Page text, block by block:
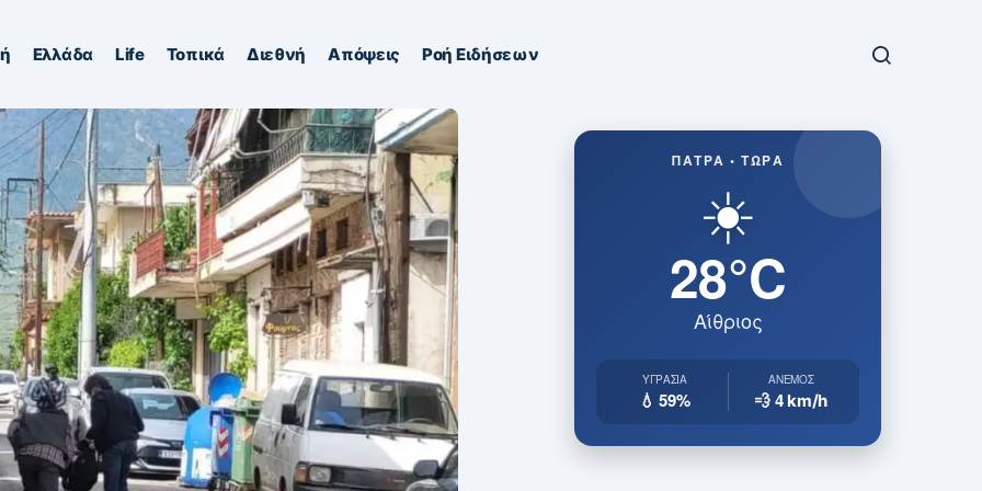
Ελλάδα Life Τοπικά Διεθνή Απόψεις Ροή Ειδήσεων
ΠΆΤΡΑ • ΤΏΡΑ
☀️
28°C
Αίθριος
ΥΓΡΑΣΊΑ
💧 59%
ΆΝΕΜΟΣ
💨 4km/h